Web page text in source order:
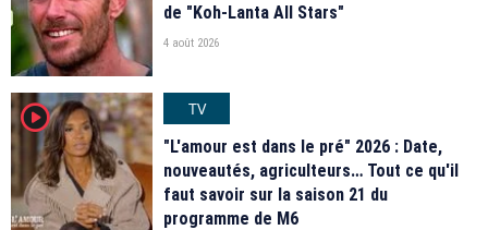
de "Koh-Lanta All Stars"
4 août 2026
player2
TV
"L'amour est dans le pré" 2026 : Date,
nouveautés, agriculteurs… Tout ce qu'il
faut savoir sur la saison 21 du
programme de M6